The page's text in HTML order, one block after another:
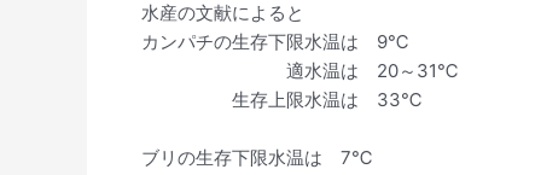
水産の文献によると
カンパチの生存下限水温は 9℃
適水温は 20～31℃
生存上限水温は 33℃
ブリの生存下限水温は 7℃